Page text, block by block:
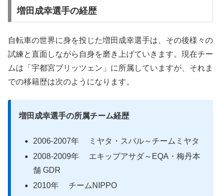
増田成幸選手の経歴
自転車の世界に身を投じた増田成幸選手は、その後様々の
試練と直面しながら自身を磨き上げていきます。現在チー
ムは「宇都宮ブリッツェン」に所属していますが、それま
での移籍歴は次のようになります。
増田成幸選手の所属チーム経歴
2006-2007年 ミヤタ・スバル～チームミヤタ
2008-2009年 エキップアサダ～EQA・梅丹本
舗 GDR
2010年 チームNIPPO